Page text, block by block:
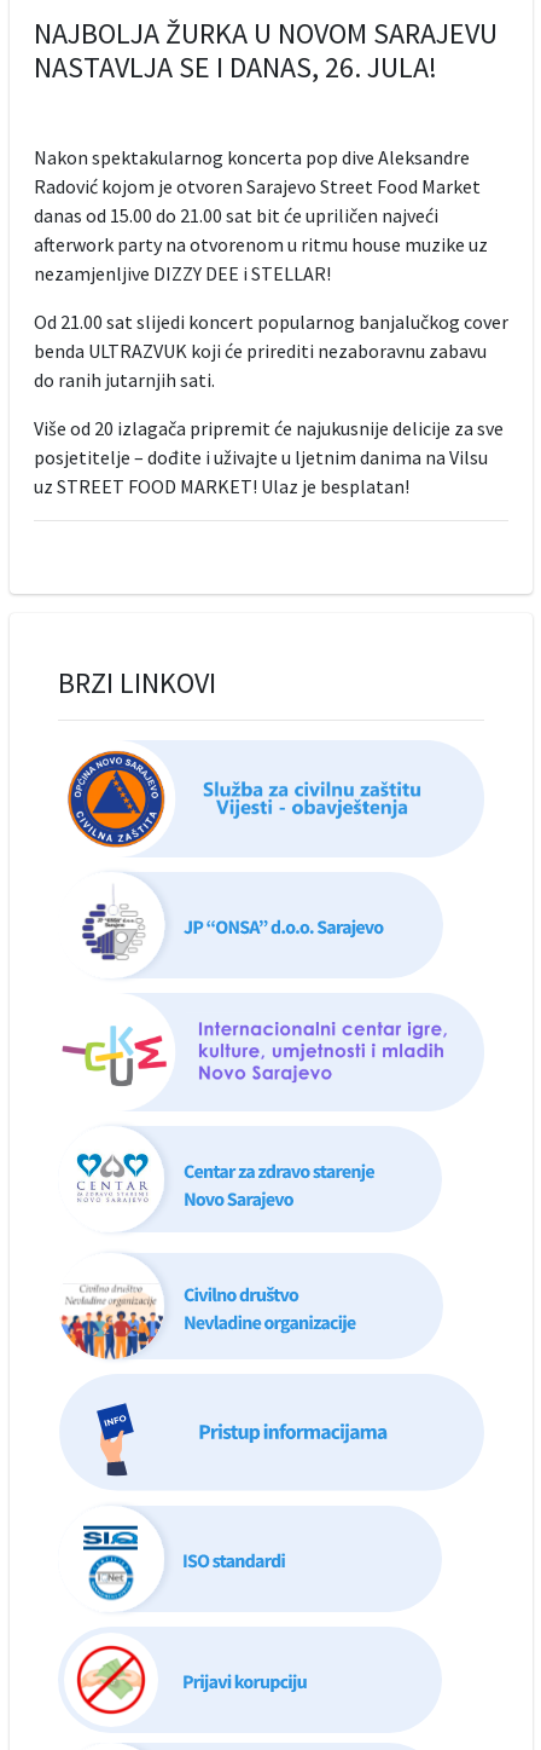
NAJBOLJA ŽURKA U NOVOM SARAJEVU
NASTAVLJA SE I DANAS, 26. JULA!
Nakon spektakularnog koncerta pop dive Aleksandre
Radović kojom je otvoren Sarajevo Street Food Market
danas od 15.00 do 21.00 sat bit će upriličen najveći
afterwork party na otvorenom u ritmu house muzike uz
nezamjenljive DIZZY DEE i STELLAR!
Od 21.00 sat slijedi koncert popularnog banjalučkog cover
benda ULTRAZVUK koji će prirediti nezaboravnu zabavu
do ranih jutarnjih sati.
Više od 20 izlagača pripremit će najukusnije delicije za sve
posjetitelje – dođite i uživajte u ljetnim danima na Vilsu
uz STREET FOOD MARKET! Ulaz je besplatan!
BRZI LINKOVI